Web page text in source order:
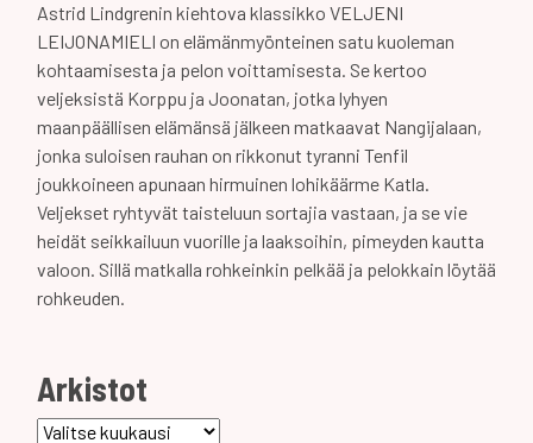
Astrid Lindgrenin kiehtova klassikko VELJENI
LEIJONAMIELI on elämänmyönteinen satu kuoleman
kohtaamisesta ja pelon voittamisesta. Se kertoo
veljeksistä Korppu ja Joonatan, jotka lyhyen
maanpäällisen elämänsä jälkeen matkaavat Nangijalaan,
jonka suloisen rauhan on rikkonut tyranni Tenfil
joukkoineen apunaan hirmuinen lohikäärme Katla.
Veljekset ryhtyvät taisteluun sortajia vastaan, ja se vie
heidät seikkailuun vuorille ja laaksoihin, pimeyden kautta
valoon. Sillä matkalla rohkeinkin pelkää ja pelokkain löytää
rohkeuden.
Arkistot
Arkistot